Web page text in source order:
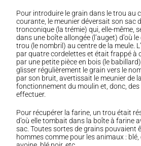
Pour introduire le grain dans le trou au
courante, le meunier déversait son sac
tronconique (la trémie) qui, elle-même,
dans une boîte allongée (l’auget) d’où
trou (le nombril) au centre de la meule.
par quatre cordelettes et était frappé à
par une petite pièce en bois (le
glisser régulièrement le grain vers le
par son bruit, avertissait le meunier de
fonctionnement du moulin et, donc, des
effectuer.
Pour récupérer la farine, un trou était
d’où elle tombait dans la boîte à farine
sac. Toutes sortes de grains pouvaient
hommes comme pour les animaux : blé,